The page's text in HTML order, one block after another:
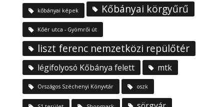
kőbányai képek Kőbányai körgyűrű
Kőér utca - Gyömrői út
liszt ferenc nemzetközi repülőtér
légifolyosó Kőbánya felett mtk
Országos Széchenyi Könyvtár oszk